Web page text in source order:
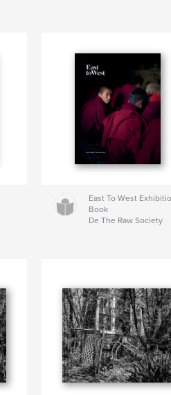
East To West
Book
De The Raw Society